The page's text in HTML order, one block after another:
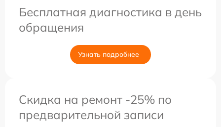
Бесплатная диагностика в день
обращения
Узнать подробнее
Скидка на ремонт -25% по
предварительной записи